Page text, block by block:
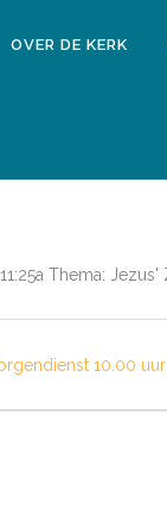
OVER DE KERK
Thema:
10.00 uur